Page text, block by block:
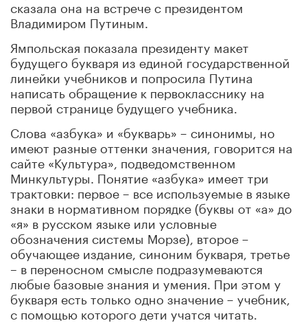
сказала она на встрече с президентом
Владимиром Путиным.
Ямпольская показала президенту макет
будущего букваря из единой государственной
линейки учебников и попросила Путина
написать обращение к первокласснику на
первой странице будущего учебника.
Слова «азбука» и «букварь» – синонимы, но
имеют разные оттенки значения, говорится на
сайте «Культура», подведомственном
Минкультуры. Понятие «азбука» имеет три
трактовки: первое – все используемые в языке
знаки в нормативном порядке (буквы от «а» до
«я» в русском языке или условные
обозначения системы Морзе), второе –
обучающее издание, синоним букваря, третье
– в переносном смысле подразумеваются
любые базовые знания и умения. При этом у
букваря есть только одно значение – учебник,
с помощью которого дети учатся читать.